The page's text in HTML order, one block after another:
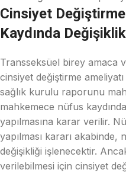
Cinsiyet
Kaydında Değişiklik
Transseksüel birey amaca
cinsiyet değiştirme
sağlık kurulu raporunu
mahkemece nüfus
yapılmasına karar verilir.
yapılması kararı akabinde,
değişikliği işlenecektir.
verilebilmesi için cinsiyet